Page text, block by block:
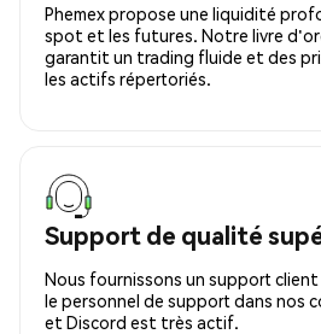
Phemex propose une liquidité
spot et les futures. Notre livre
garantit un trading fluide et des
les actifs répertoriés.
Support de qualité
Nous fournissons un support
le personnel de support dans nos
et Discord est très actif.